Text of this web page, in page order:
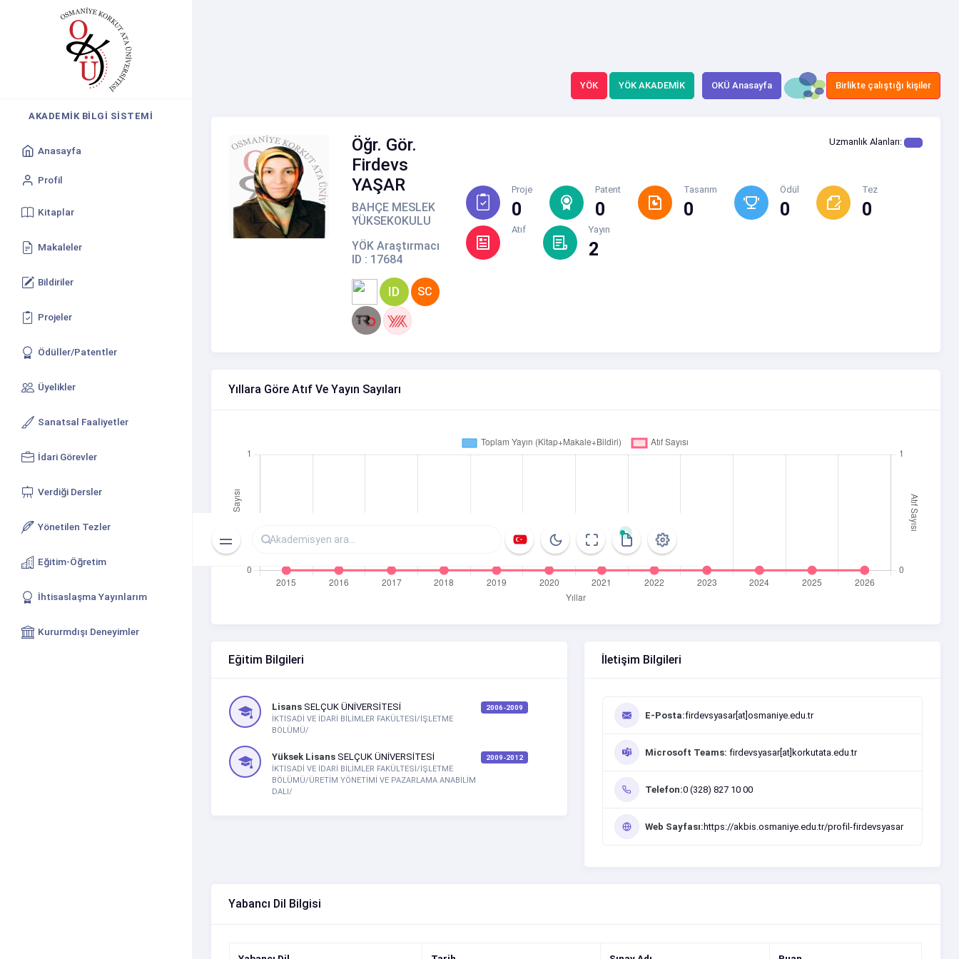
AKADEMIK BILGI SISTEMI
Anasayfa
Profil
Kitaplar
Makaleler
Bildiriler
Projeler
Ödüller/Patentler
Üyelikler
Sanatsal Faaliyetler
İdari Görevler
Verdiği Dersler
Yönetilen Tezler
Eğitim-Öğretim
İhtisaslaşma Yayınlarım
Kururmdışı Deneyimler
YÖK YÖK AKADEMİK OKÜ Anasayfa Birlikte çalıştığı kişiler
Öğr. Gör.
Firdevs
YAŞAR
BAHÇE MESLEK
YÜKSEKOKULU
YÖK Araştırmacı
ID : 17684
ID SC
Uzmanlık Alanları:
Proje
0
Patent
0
Tasarım
0
Ödül
0
Tez
0
Atıf Yayın
2
Yıllara Göre Atıf Ve Yayın Sayıları
Eğitim Bilgileri
LisansSELÇUK ÜNİVERSİTESİ
İKTİSADİ VE İDARİ BİLİMLER FAKÜLTESİ/İŞLETME
BÖLÜMÜ/
2006-2009
Yüksek LisansSELÇUK ÜNİVERSİTESİ
İKTİSADİ VE İDARİ BİLİMLER FAKÜLTESİ/İŞLETME
BÖLÜMÜ/ÜRETİM YÖNETİMİ VE PAZARLAMA ANABİLİM
DALI/
2009-2012
İletişim Bilgileri
E-Posta:firdevsyasar[at]osmaniye.edu.tr
Microsoft Teams: firdevsyasar[at]korkutata.edu.tr
Telefon:0 (328) 827 10 00
Web Sayfası: https://akbis.osmaniye.edu.tr/profil-firdevsyasar
Yabancı Dil Bilgisi